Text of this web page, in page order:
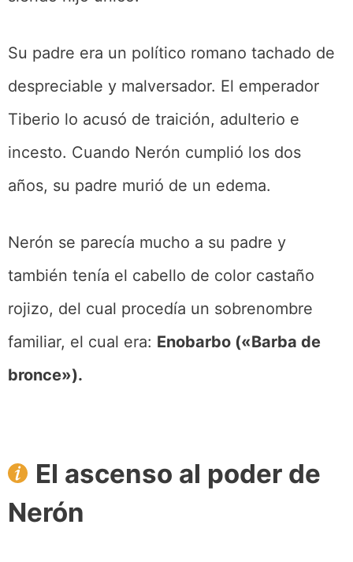
Su padre era un político romano tachado de
despreciable y malversador. El emperador
Tiberio lo acusó de traición, adulterio e
incesto. Cuando Nerón cumplió los dos
años, su padre murió de un edema.
Nerón se parecía mucho a su padre y
también tenía el cabello de color castaño
rojizo, del cual procedía un sobrenombre
familiar, el cual era: Enobarbo («Barba de
bronce»).
​El ascenso al poder de
Nerón